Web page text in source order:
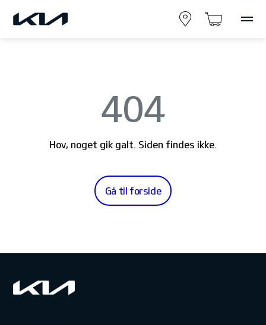
404
Hov, noget gik galt. Siden findes ikke.
Gå til forside